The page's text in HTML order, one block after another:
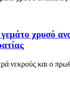
γεμάτο χρυσό